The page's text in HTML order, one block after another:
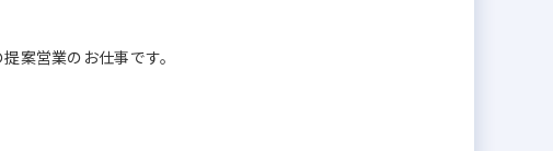
案営業のお仕事です。